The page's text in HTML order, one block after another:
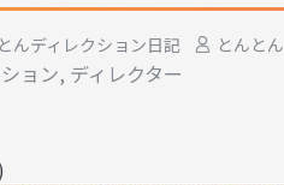
んディレクション日記 とんとん
ョン, ディレクター